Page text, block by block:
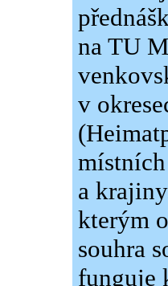
na TU
v
a
kterým
souhra
funguje